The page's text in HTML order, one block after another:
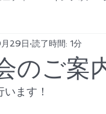
のご案
29日 読了時間: 1分
ます！